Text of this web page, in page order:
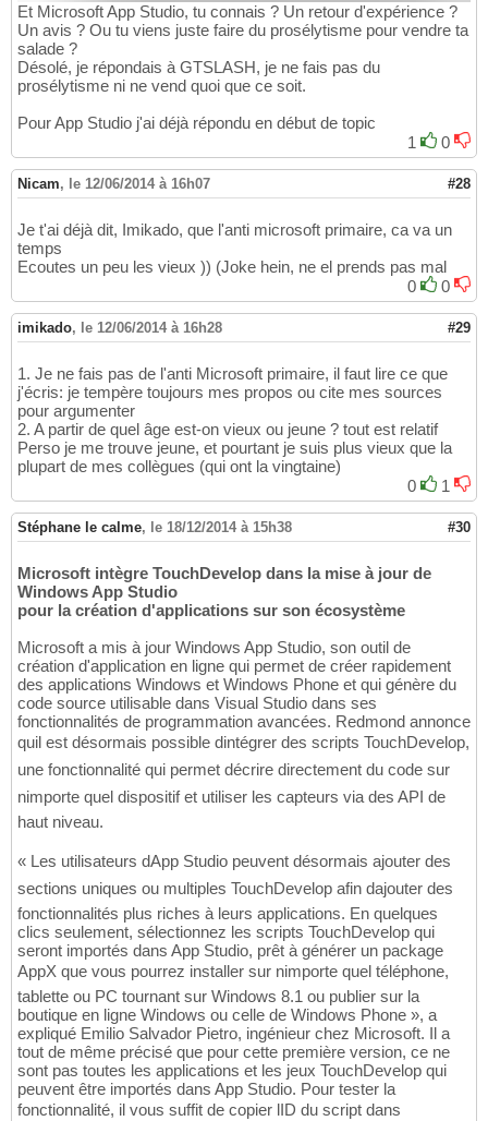
Et Microsoft App Studio, tu connais ? Un retour d'expérience ?
Un avis ? Ou tu viens juste faire du prosélytisme pour vendre ta
salade ?
Désolé, je répondais à GTSLASH, je ne fais pas du
prosélytisme ni ne vend quoi que ce soit.
Pour App Studio j'ai déjà répondu en début de topic
1
0
Nicam, le 12/06/2014 à 16h07 #28
Je t'ai déjà dit, Imikado, que l'anti microsoft primaire, ca va un
temps
Ecoutes un peu les vieux )) (Joke hein, ne el prends pas mal
0
0
imikado, le 12/06/2014 à 16h28 #29
1. Je ne fais pas de l'anti Microsoft primaire, il faut lire ce que
j'écris: je tempère toujours mes propos ou cite mes sources
pour argumenter
2. A partir de quel âge est-on vieux ou jeune ? tout est relatif
Perso je me trouve jeune, et pourtant je suis plus vieux que la
plupart de mes collègues (qui ont la vingtaine)
0
1
Stéphane le calme, le 18/12/2014 à 15h38 #30
Microsoft intègre TouchDevelop dans la mise à jour de
Windows App Studio
pour la création d'applications sur son écosystème
Microsoft a mis à jour Windows App Studio, son outil de
création d'application en ligne qui permet de créer rapidement
des applications Windows et Windows Phone et qui génère du
code source utilisable dans Visual Studio dans ses
fonctionnalités de programmation avancées. Redmond annonce
quil est désormais possible dintégrer des scripts TouchDevelop,
une fonctionnalité qui permet décrire directement du code sur
nimporte quel dispositif et utiliser les capteurs via des API de
haut niveau.
« Les utilisateurs dApp Studio peuvent désormais ajouter des
sections uniques ou multiples TouchDevelop afin dajouter des
fonctionnalités plus riches à leurs applications. En quelques
clics seulement, sélectionnez les scripts TouchDevelop qui
seront importés dans App Studio, prêt à générer un package
AppX que vous pourrez installer sur nimporte quel téléphone,
tablette ou PC tournant sur Windows 8.1 ou publier sur la
boutique en ligne Windows ou celle de Windows Phone », a
expliqué Emilio Salvador Pietro, ingénieur chez Microsoft. Il a
tout de même précisé que pour cette première version, ce ne
sont pas toutes les applications et les jeux TouchDevelop qui
peuvent être importés dans App Studio. Pour tester la
fonctionnalité, il vous suffit de copier lID du script dans